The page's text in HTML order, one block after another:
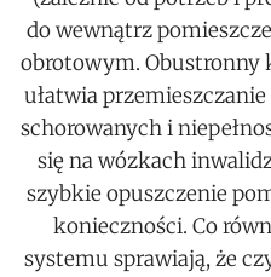
do wewnątrz
obrotowym.
ułatwia
schorowanych i
się na wózkach
szybkie opuszczenie
konieczności. Co
systemu sprawiają, że